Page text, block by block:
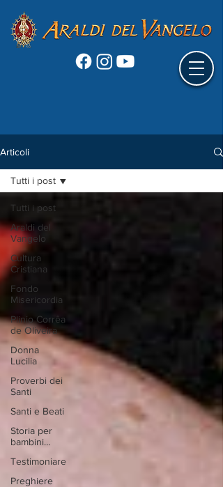
Articoli
Tutti i post
Araldi del
Vangelo
Cultura
Cristiana
Fondo
Misericordia
Plinio Corrêa
de Oliveira
Donna
Lucilia
Proverbi dei
Santi
Santi e Beati
Storia per
bambini…
Testimoniare
Preghiere
Tutti i post